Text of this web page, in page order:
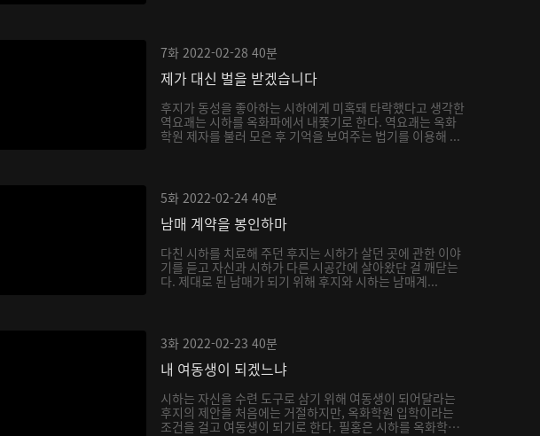
7화 2022-02-28 40분
제가 대신 벌을 받겠습니다
후지가 동성을 좋아하는 시하에게 미혹돼 타락했다고 생각한
역요괘는 시하를 옥화파에서 내쫓기로 한다. 역요괘는 옥화
학원 제자를 불러 모은 후 기억을 보여주는 법기를 이용해 ...
5화 2022-02-24 40분
남매 계약을 봉인하마
다친 시하를 치료해 주던 후지는 시하가 살던 곳에 관한 이야
기를 듣고 자신과 시하가 다른 시공간에 살아왔단 걸 깨닫는
다. 제대로 된 남매가 되기 위해 후지와 시하는 남매계...
3화 2022-02-23 40분
내 여동생이 되겠느냐
시하는 자신을 수련 도구로 삼기 위해 여동생이 되어달라는
후지의 제안을 처음에는 거절하지만, 옥화학원 입학이라는
조건을 걸고 여동생이 되기로 한다. 필홍은 시하를 옥화학